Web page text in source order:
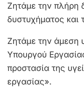
Ζητάμε την πλήρη
δυστυχήματος
Ζητάμε την άμεση
Υπουργού
προστασία της
εργασίας».